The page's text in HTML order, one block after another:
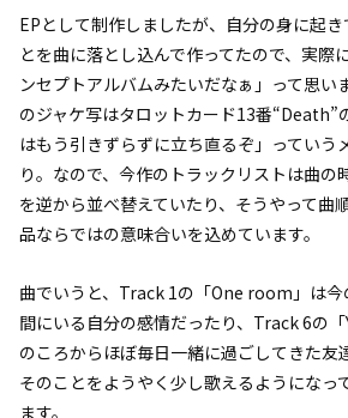
EPとして制作しましたが、自分の身に起
とを曲に落とし込んで作ってたので、実際
ンセプトアルバムみたいだなぁ」って思い
のジャケ写はタロットカード13番“Death”
はもう引きずらずに立ち直るぞ」っていう
り。なので、今作のトラックリストは曲の
を逆から並べ替えていたり、そうやって曲
品ならではの意味合いを込めています。
曲でいうと、Track 1の「One room」は今
間にいる自分の感情だったり、Track 6の
のころからほぼ毎日一緒に過ごしてきた友
そのことをようやく少し歌えるようになっ
ます。